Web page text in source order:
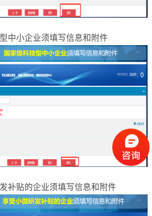
中小企业须填写信息和附件
补贴的企业须填写信息和附件